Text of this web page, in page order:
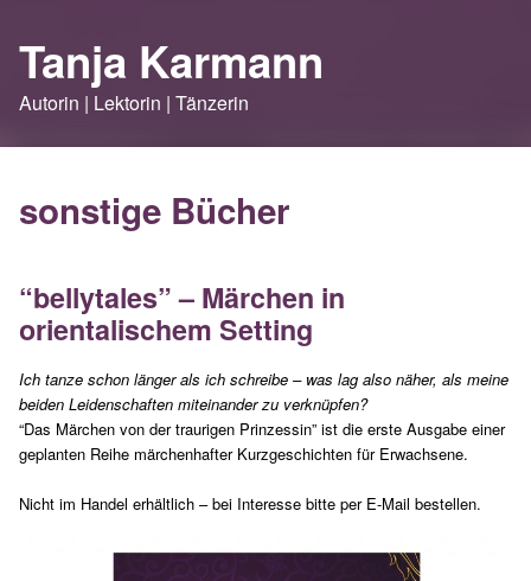
Tanja Karmann
Autorin | Lektorin | Tänzerin
sonstige Bücher
“bellytales” – Märchen in
orientalischem Setting
Ich tanze schon länger als ich schreibe – was lag also näher, als meine
beiden Leidenschaften miteinander zu verknüpfen?
“Das Märchen von der traurigen Prinzessin” ist die erste Ausgabe einer
geplanten Reihe märchenhafter Kurzgeschichten für Erwachsene.
Nicht im Handel erhältlich – bei Interesse bitte per E-Mail bestellen.